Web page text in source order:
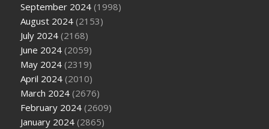
September 2024 (1998)
August 2024 (2153)
July 2024 (2168)
June 2024 (2059)
May 2024 (2319)
April 2024 (2010)
March 2024 (2676)
February 2024 (2609)
January 2024 (2865)